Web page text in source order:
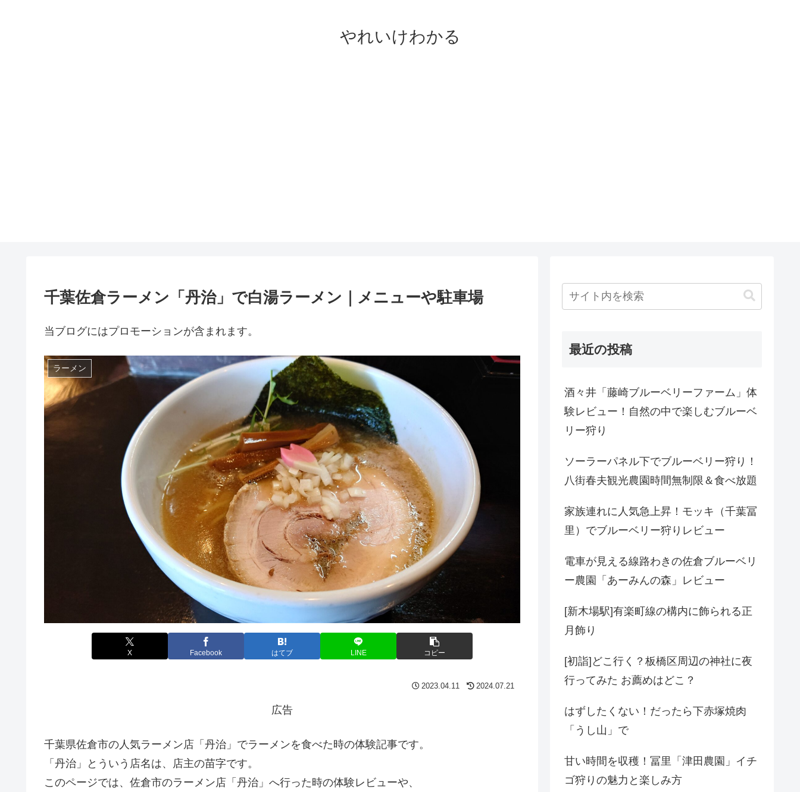
やれいけわかる
千葉佐倉ラーメン「丹治」で白湯ラーメン｜メニューや駐車場
当ブログにはプロモーションが含まれます。
ラーメン
X Facebook はてブ LINE コピー
2023.04.11 2024.07.21
広告
千葉県佐倉市の人気ラーメン店「丹治」でラーメンを食べた時の体験記事です。
「丹治」とういう店名は、店主の苗字です。
このページでは、佐倉市のラーメン店「丹治」へ行った時の体験レビューや、
最近の投稿
酒々井「藤崎ブルーベリーファーム」体
験レビュー！自然の中で楽しむブルーベ
リー狩り
ソーラーパネル下でブルーベリー狩り！
八街春夫観光農園時間無制限＆食べ放題
家族連れに人気急上昇！モッキ（千葉冨
里）でブルーベリー狩りレビュー
電車が見える線路わきの佐倉ブルーベリ
ー農園「あーみんの森」レビュー
[新木場駅]有楽町線の構内に飾られる正
月飾り
[初詣]どこ行く？板橋区周辺の神社に夜
行ってみた お薦めはどこ？
はずしたくない！だったら下赤塚焼肉
「うし山」で
甘い時間を収穫！冨里「津田農園」イチ
ゴ狩りの魅力と楽しみ方